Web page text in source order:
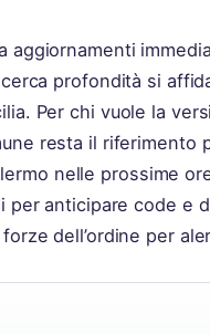
aggiornamenti
profondità si
Per chi vuole la
resta il riferimento
nelle prossime
per anticipare code e
dell’ordine per